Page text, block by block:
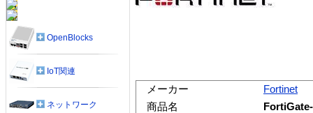
メーカー
Fortinet
商品名
OpenBlocks
IoT関連
ネットワーク